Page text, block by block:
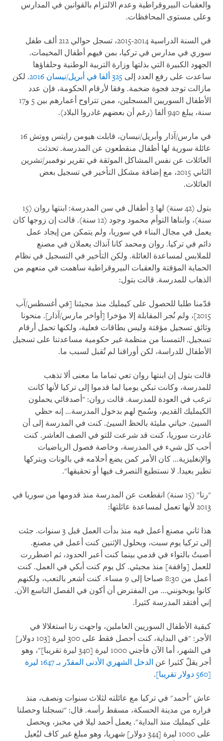
والعقبات البيروقراطية وعدم الالتزام بالقوانين في المدارس
وعلى مستوى المحافظات.
في السنة الدراسية 2014-2015، تسجل حوالي 212 ألف طفل
سوري في مدارس في تركيا، بمن فيهم أطفال المخيمات.
الجهود الكبيرة التي بذلتها وزارة التربية الوطنية وحلفاؤها
ساعدت على رفع العدد إلى 325 ألفا في أبريل/نيسان 2016
. لكن
مازالت توجد فجوة ضخمة. وفقا لأرقام الحكومة، فإن عدد
الأطفال السوريين المسجلين، ممن تتراوح أعمارهم بين 5 و17
سنة، يبلغ 940 ألفا (رغم أن بعضهم غادروا البلاد).
في مارس/آذار وأبريل/نيسان، قابلت هيومن رايتس ووتش 16
عائلة سورية لها أطفال منقطعون عن المدرسة. تحدثت
العائلات عن نفس المشاكل الموثقة في تقرير نوفمبر/تشرين
الثاني 2015، مع إضافة مشكل التأخير في تسجيل بعض
العائلات.
بتول (42 سنة) لها 3 أطفال في سن المدرسة: ابنتها روان (15
سنة)، وابناها التوأم محمود وجود (12 سنة). قالت إن زوجها كان
يعمل في مجال البناء في سوريا، ولم يتمكن من إيجاد عمل
دائم في تركيا. روان ومحمد كانا آنذاك يعملان في مصنع
للملابس لمساعدة العائلة. ولكن التأخير في التسجيل في نظام
الحماية المؤقتة والعقبات البيروقراطية ساهمت في منعهم من
الذهاب للمدرسة. قالت بتول:
قدّمنا طلبا للحصول على كيمليك منذ مجيئنا [في أغسطس/آب
2015]، ولم نُجر المقابلة إلا مؤخرا [أواخر مارس/آذار]. منحونا
وثائق تسجيل مؤقتة وليس بطاقات فعلية، ولكنها تحمل أرقام
تسجيل. التمسنا من منظمة غير حكومية مساعدتنا على تسجيل
الأطفال للدراسة، لكن أوراقنا لم تُقبل لسبب ما.
قالت بتول إن ابنتها روان تعي تماما ما معنى ألا تذهب
للمدرسة، وكانت تبكي يوميا لما قدموا إلى تركيا لأنها كانت
ترغب في العودة للمدرسة. قالت روان: "أصدقائي يحملون
الكيمليك القديم، وسُمح لهم بدخول المدرسة... إنه حظي
السيئ. حياتي مليئة بالحظ السيئ. كنت في المدرسة إلى أن
غادرت سوريا، كنت قد شرعت للتو في الصف العاشر. كنت
أحب كل شيء في المدرسة، وخاصة فصول الرياضيات
والإنغليزية... كان الأمر كمن يضع أحلامه في بالونات ويتركها
تطير بعيدا. لا نستطيع التصرف فيها أو تحقيقها".
"رنا" (15 سنة) انقطعت عن المدرسة منذ قدومها من سوريا في
2013 لأنها تعمل لمساعدة عائلتها:
هذا ثاني مصنع أعمل فيه منذ بدأت العمل قبل 3 سنوات. جئت
إلى تركيا يوم سبت، وبحلول الإثنين كنت أعمل في مصنع.
أصبتُ بالتواء في قدمي بينما كنت أعبر الحدود، ثم اضطررت
للعمل [واقفة] منذ مجيئي. كل يوم كنت أبكي في العمل. كنت
أعمل من 8:30 صباحا إلى 9 مساء. كنت أشعر بالتعب، ولكنهم
كانوا يوبخونني... من المفترض أن أكون في الفصل التاسع الآن.
إني أفتقد المدرسة كثيرا.
كبقية الأطفال السوريين العاملين، واجهت رنا استغلالا في
الأجر: "في البداية، كنت أحصل فقط على 300 ليرة [103 دولار]
في الشهر، أما الآن فأجني 1000 ليرة [340 ليرة تقريبا]"، وهو
أجر يقلّ كثيرا عن
الدخل الشهري الأدنى المقدّر بـ 1647 ليرة
[560 دولار تقريبا]
.
عاش "أحمد" في تركيا مع عائلته لثلاث سنوات ونصف، منذ
فراره من مدينة الحسكة، مسقط رأسه. قال: "تسجلنا وحصلنا
على كيمليك منذ البداية". يعمل أحمد ليلا في مخبز، ويحصل
على 1000 ليرة [344 دولار] شهريا، وهو مبلغ غير كاف ليُعيل